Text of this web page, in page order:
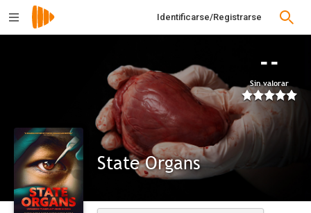
Identificarse/Registrarse
--
Sin valorar
State Organs